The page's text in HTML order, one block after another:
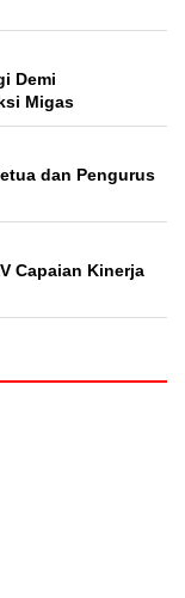
Demi
Migas
dan Pengurus
Capaian Kinerja